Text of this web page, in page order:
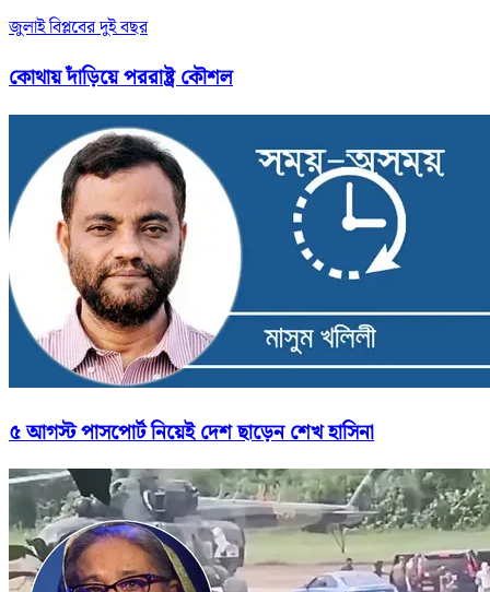
জুলাই বিপ্লবের দুই বছর
কোথায় দাঁড়িয়ে পররাষ্ট্র কৌশল
৫ আগস্ট পাসপোর্ট নিয়েই দেশ ছাড়েন শেখ হাসিনা